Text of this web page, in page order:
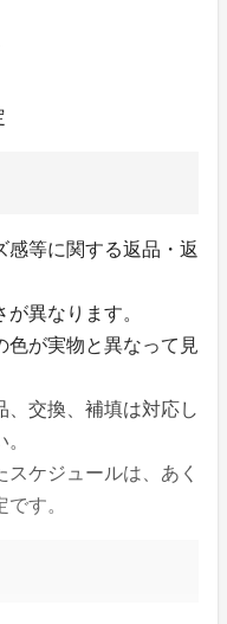
等に関する返品・返
異なります。
が実物と異なって見
交換、補填は対応し
ケジュールは、あく
す。